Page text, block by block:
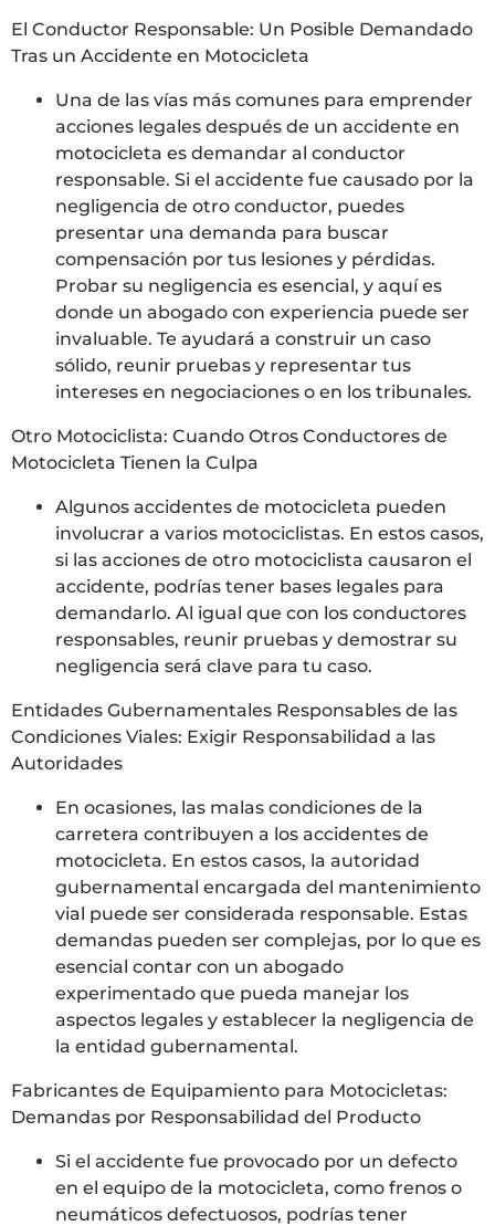
El Conductor Responsable: Un Posible Demandado
Tras un Accidente en Motocicleta
Una de las vías más comunes para emprender
acciones legales después de un accidente en
motocicleta es demandar al conductor
responsable. Si el accidente fue causado por la
negligencia de otro conductor, puedes
presentar una demanda para buscar
compensación por tus lesiones y pérdidas.
Probar su negligencia es esencial, y aquí es
donde un abogado con experiencia puede ser
invaluable. Te ayudará a construir un caso
sólido, reunir pruebas y representar tus
intereses en negociaciones o en los tribunales.
Otro Motociclista: Cuando Otros Conductores de
Motocicleta Tienen la Culpa
Algunos accidentes de motocicleta pueden
involucrar a varios motociclistas. En estos casos,
si las acciones de otro motociclista causaron el
accidente, podrías tener bases legales para
demandarlo. Al igual que con los conductores
responsables, reunir pruebas y demostrar su
negligencia será clave para tu caso.
Entidades Gubernamentales Responsables de las
Condiciones Viales: Exigir Responsabilidad a las
Autoridades
En ocasiones, las malas condiciones de la
carretera contribuyen a los accidentes de
motocicleta. En estos casos, la autoridad
gubernamental encargada del mantenimiento
vial puede ser considerada responsable. Estas
demandas pueden ser complejas, por lo que es
esencial contar con un abogado
experimentado que pueda manejar los
aspectos legales y establecer la negligencia de
la entidad gubernamental.
Fabricantes de Equipamiento para Motocicletas:
Demandas por Responsabilidad del Producto
Si el accidente fue provocado por un defecto
en el equipo de la motocicleta, como frenos o
neumáticos defectuosos, podrías tener